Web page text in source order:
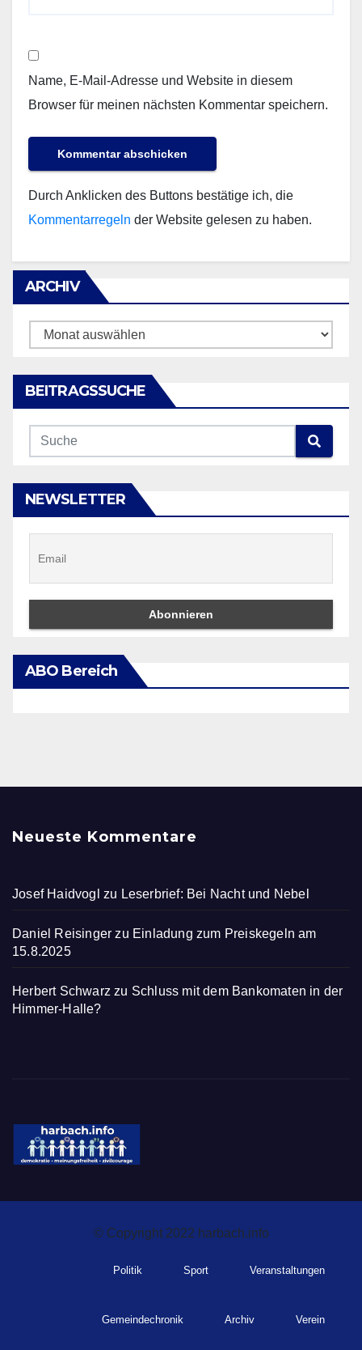
Name, E-Mail-Adresse und Website in diesem
Browser für meinen nächsten Kommentar speichern.
Durch Anklicken des Buttons bestätige ich, die
Kommentarregeln der Website gelesen zu haben.
ARCHIV
ARCHIV
BEITRAGSSUCHE
NEWSLETTER
ABO Bereich
Neueste Kommentare
Josef Haidvogl zu Leserbrief: Bei Nacht und Nebel
Daniel Reisinger zu Einladung zum Preiskegeln am
15.8.2025
Herbert Schwarz zu Schluss mit dem Bankomaten in der
Himmer-Halle?
harbach.info
© Copyright 2022 harbach.info
Politik Sport Veranstaltungen
Gemeindechronik Archiv Verein